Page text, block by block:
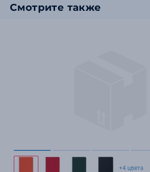
Смотрите также
+4 цвета